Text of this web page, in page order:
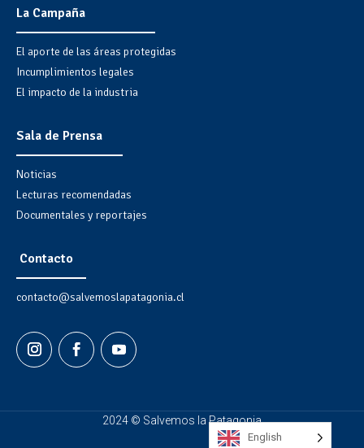
La Campaña
El aporte de las áreas protegidas
Incumplimientos legales
El impacto de la industria
Sala de Prensa
Noticias
Lecturas recomendadas
Documentales y reportajes
Contacto
contacto@salvemoslapatagonia.cl
2024 © Salvemos la Patagonia
English